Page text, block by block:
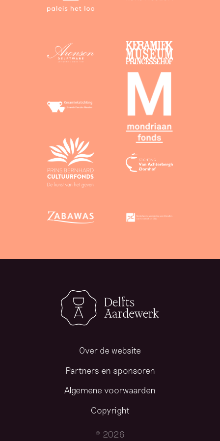
Over de website
Partners en sponsoren
Algemene voorwaarden
Copyright
© 2026